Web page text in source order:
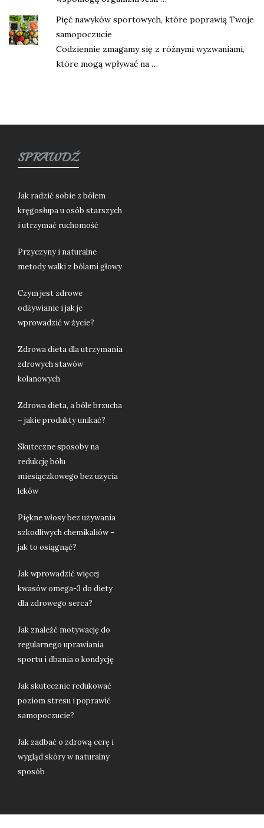
Pięć nawyków sportowych, które poprawią Twoje
samopoczucie
Codziennie zmagamy się z różnymi wyzwaniami,
które mogą wpływać na …
SPRAWDŹ
Jak radzić sobie z bólem
kręgosłupa u osób starszych
i utrzymać ruchomość
Przyczyny i naturalne
metody walki z bólami głowy
Czym jest zdrowe
odżywianie i jak je
wprowadzić w życie?
Zdrowa dieta dla utrzymania
zdrowych stawów
kolanowych
Zdrowa dieta, a bóle brzucha
– jakie produkty unikać?
Skuteczne sposoby na
redukcję bólu
miesiączkowego bez użycia
leków
Piękne włosy bez używania
szkodliwych chemikaliów –
jak to osiągnąć?
Jak wprowadzić więcej
kwasów omega-3 do diety
dla zdrowego serca?
Jak znaleźć motywację do
regularnego uprawiania
sportu i dbania o kondycję
Jak skutecznie redukować
poziom stresu i poprawić
samopoczucie?
Jak zadbać o zdrową cerę i
wygląd skóry w naturalny
sposób